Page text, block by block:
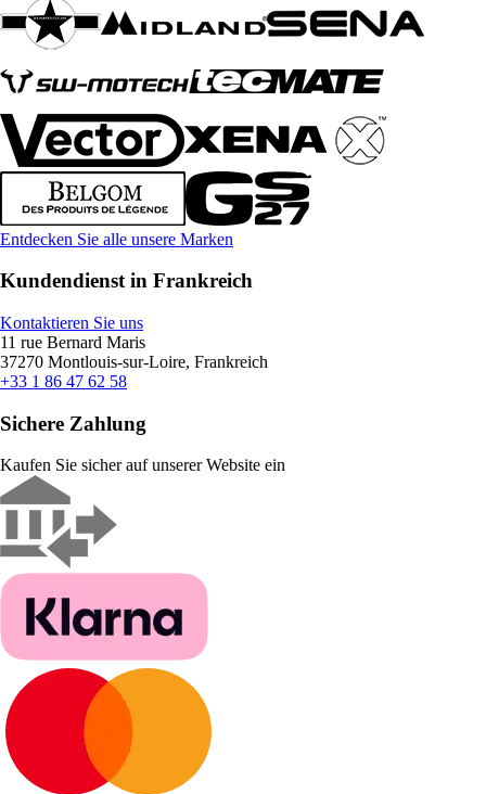
Entdecken Sie alle unsere Marken
Kundendienst in Frankreich
Kontaktieren Sie uns
11 rue Bernard Maris
37270 Montlouis-sur-Loire, Frankreich
+33 1 86 47 62 58
Sichere Zahlung
Kaufen Sie sicher auf unserer Website ein